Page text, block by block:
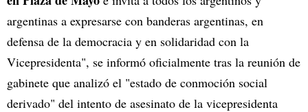
argentinas a expresarse con banderas argentinas, en
defensa de la democracia y en solidaridad con la
Vicepresidenta", se informó oficialmente tras la reunión de
gabinete que analizó el "estado de conmoción social
derivado" del intento de asesinato de la vicepresidenta